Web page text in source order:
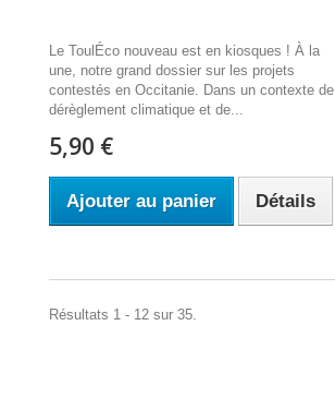
Le ToulÉco nouveau est en kiosques ! À la
une, notre grand dossier sur les projets
contestés en Occitanie. Dans un contexte de
dérèglement climatique et de...
5,90 €
Ajouter au panier Détails
Résultats 1 - 12 sur 35.